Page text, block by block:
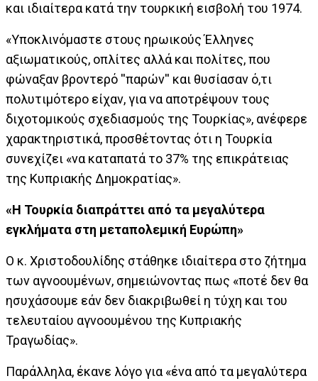
και ιδιαίτερα κατά την τουρκική εισβολή του 1974.
«Υποκλινόμαστε στους ηρωικούς Έλληνες
αξιωματικούς, οπλίτες αλλά και πολίτες, που
φώναξαν βροντερό ''παρών'' και θυσίασαν ό,τι
πολυτιμότερο είχαν, για να αποτρέψουν τους
διχοτομικούς σχεδιασμούς της Τουρκίας», ανέφερε
χαρακτηριστικά, προσθέτοντας ότι η Τουρκία
συνεχίζει «να καταπατά το 37% της επικράτειας
της Κυπριακής Δημοκρατίας».
«Η Τουρκία διαπράττει από τα μεγαλύτερα
εγκλήματα στη μεταπολεμική Ευρώπη»
Ο κ. Χριστοδουλίδης στάθηκε ιδιαίτερα στο ζήτημα
των αγνοουμένων, σημειώνοντας πως «ποτέ δεν θα
ησυχάσουμε εάν δεν διακριβωθεί η τύχη και του
τελευταίου αγνοουμένου της Κυπριακής
Τραγωδίας».
Παράλληλα, έκανε λόγο για «ένα από τα μεγαλύτερα